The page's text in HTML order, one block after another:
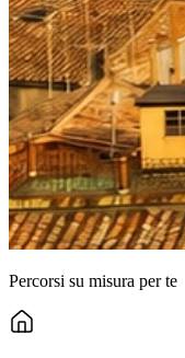
Percorsi su misura per te